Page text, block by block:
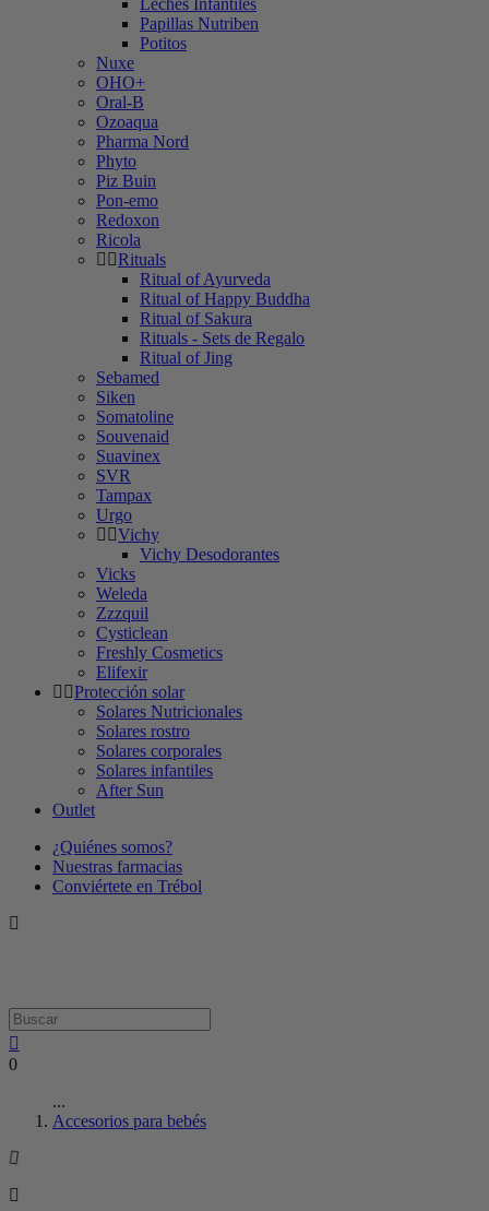
Leches Infantiles
Papillas Nutriben
Potitos
Nuxe
OHO+
Oral-B
Ozoaqua
Pharma Nord
Phyto
Piz Buin
Pon-emo
Redoxon
Ricola
Rituals
Ritual of Ayurveda
Ritual of Happy Buddha
Ritual of Sakura
Rituals - Sets de Regalo
Ritual of Jing
Sebamed
Siken
Somatoline
Souvenaid
Suavinex
SVR
Tampax
Urgo
Vichy
Vichy Desodorantes
Vicks
Weleda
Zzzquil
Cysticlean
Freshly Cosmetics
Elifexir
Protección solar
Solares Nutricionales
Solares rostro
Solares corporales
Solares infantiles
After Sun
Outlet
¿Quiénes somos?
Nuestras farmacias
Conviértete en Trébol
0
...
Accesorios para bebés